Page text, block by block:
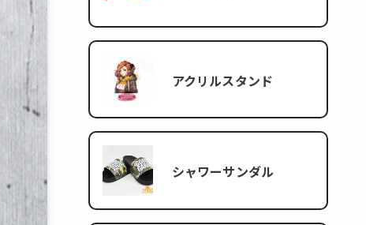
アクリルスタンド
シャワーサンダル